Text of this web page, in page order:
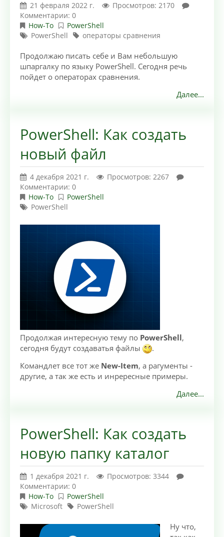
21 февраля 2022 г.
Просмотров: 2170
Комментарии: 0
How-To
PowerShell
PowerShell
операторы сравнения
Продолжаю писать себе и Вам небольшую
шпаргалку по языку PowerShell. Сегодня речь
пойдет о операторах сравнения.
Далее...
PowerShell: Как создать
новый файл
4 декабря 2021 г.
Просмотров: 2267
Комментарии: 0
How-To
PowerShell
PowerShell
Продолжая интересную тему по PowerShell,
сегодня будут создаватья файлы
.
Командлет все тот же New-Item, а рагументы -
другие, а так же есть и инрересные примеры.
Далее...
PowerShell: Как создать
новую папку каталог
1 декабря 2021 г.
Просмотров: 3344
Комментарии: 0
How-To
PowerShell
Microsoft
PowerShell
Ну что,